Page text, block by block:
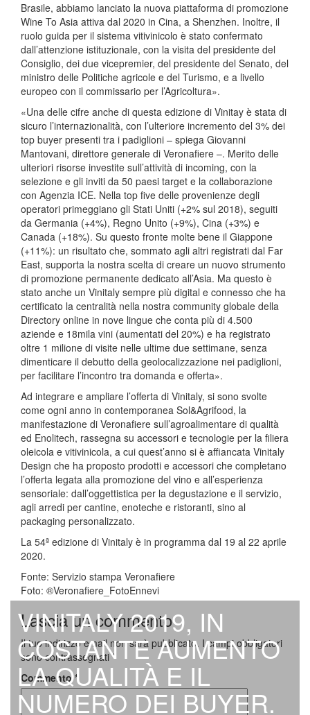
VINITALY 2019, IN
COSTANTE AUMENTO
LA QUALITÀ E IL
NUMERO DEI BUYER.
Brasile, abbiamo lanciato la nuova piattaforma di promozione
Wine To Asia attiva dal 2020 in Cina, a Shenzhen. Inoltre, il
ruolo guida per il sistema vitivinicolo è stato confermato
dall’attenzione istituzionale, con la visita del presidente del
Consiglio, dei due vicepremier, del presidente del Senato, del
ministro delle Politiche agricole e del Turismo, e a livello
europeo con il commissario per l’Agricoltura».
«Una delle cifre anche di questa edizione di Vinitay è stata di
sicuro l’internazionalità, con l’ulteriore incremento del 3% dei
top buyer presenti tra i padiglioni – spiega Giovanni
Mantovani, direttore generale di Veronafiere –. Merito delle
ulteriori risorse investite sull’attività di incoming, con la
selezione e gli inviti da 50 paesi target e la collaborazione
con Agenzia ICE. Nella top five delle provenienze degli
operatori primeggiano gli Stati Uniti (+2% sul 2018), seguiti
da Germania (+4%), Regno Unito (+9%), Cina (+3%) e
Canada (+18%). Su questo fronte molte bene il Giappone
(+11%): un risultato che, sommato agli altri registrati dal Far
East, supporta la nostra scelta di creare un nuovo strumento
di promozione permanente dedicato all’Asia. Ma questo è
stato anche un Vinitaly sempre più digital e connesso che ha
certificato la centralità nella nostra community globale della
Directory online in nove lingue che conta più di 4.500
aziende e 18mila vini (aumentati del 20%) e ha registrato
oltre 1 milione di visite nelle ultime due settimane, senza
dimenticare il debutto della geolocalizzazione nei padiglioni,
per facilitare l’incontro tra domanda e offerta».
Ad integrare e ampliare l’offerta di Vinitaly, si sono svolte
come ogni anno in contemporanea Sol&Agrifood, la
manifestazione di Veronafiere sull’agroalimentare di qualità
ed Enolitech, rassegna su accessori e tecnologie per la filiera
oleicola e vitivinicola, a cui quest’anno si è affiancata Vinitaly
Design che ha proposto prodotti e accessori che completano
l’offerta legata alla promozione del vino e all’esperienza
sensoriale: dall’oggettistica per la degustazione e il servizio,
agli arredi per cantine, enoteche e ristoranti, sino al
packaging personalizzato.
La 54ª edizione di Vinitaly è in programma dal 19 al 22 aprile
2020.
Fonte: Servizio stampa Veronafiere
Foto: ®Veronafiere_FotoEnnevi
Lascia un commento
Il tuo indirizzo email non sarà pubblicato. I campi obbligatori
sono contrassegnati*
Commento*